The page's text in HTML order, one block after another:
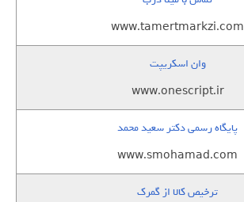
www.tamertmarkzi.com
وان اسکریپت
www.onescript.ir
پایگاه رسمی دکتر سعید محمد
www.smohamad.com
ترخیص کالا از گمرک